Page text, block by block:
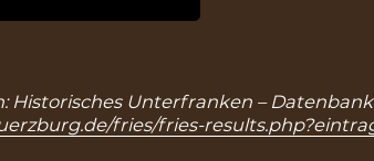
Historisches Unterfranken –
fries/fries-